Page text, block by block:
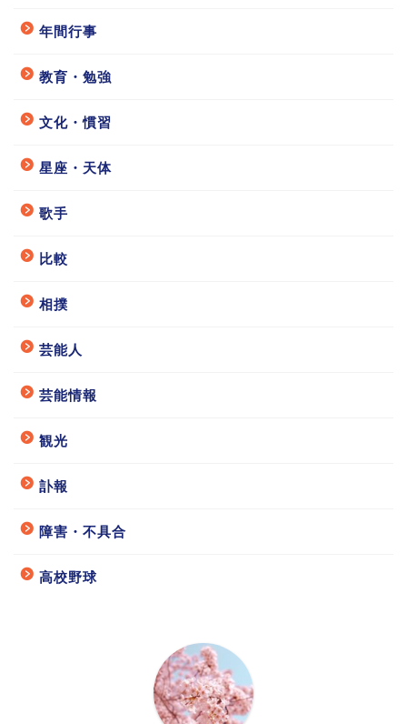
年間行事
教育・勉強
文化・慣習
星座・天体
歌手
比較
相撲
芸能人
芸能情報
観光
訃報
障害・不具合
高校野球